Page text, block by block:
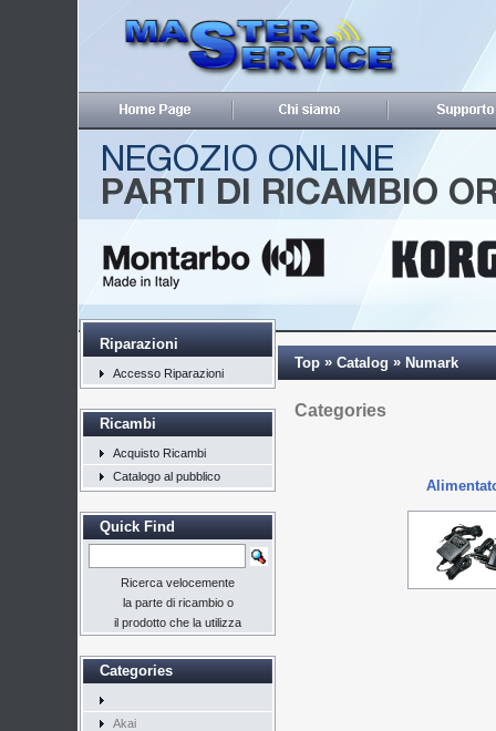
Riparazioni
Accesso Riparazioni
Ricambi
Acquisto Ricambi
Catalogo al pubblico
Quick Find
Ricerca velocemente
la parte di ricambio o
il prodotto che la utilizza
Categories
Akai
Top»Catalog»Numark
Categories